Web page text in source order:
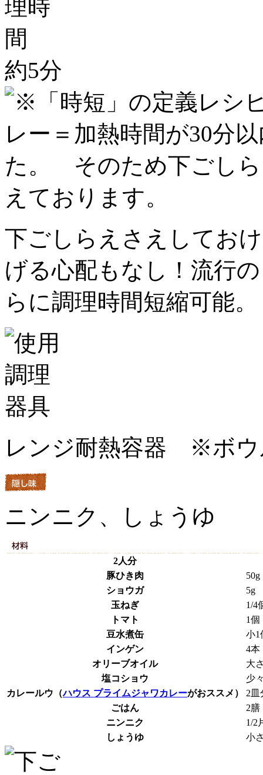
約5分
下ごしらえさえしてお
げる心配もなし！流行
らに調理時間短縮可能。
レンジ耐熱容器 ※ボウ
ニンニク、しょうゆ
2人分
豚ひき肉
50g
ショウガ
5g
玉ねぎ
1/4
トマト
1個
豆水煮缶
小1
インゲン
4本
オリーブオイル
大
塩コショウ
少
カレールウ（ハウス プライムジャワカレーがおススメ）
2皿
ごはん
2膳
ニンニク
1/2
しょうゆ
小